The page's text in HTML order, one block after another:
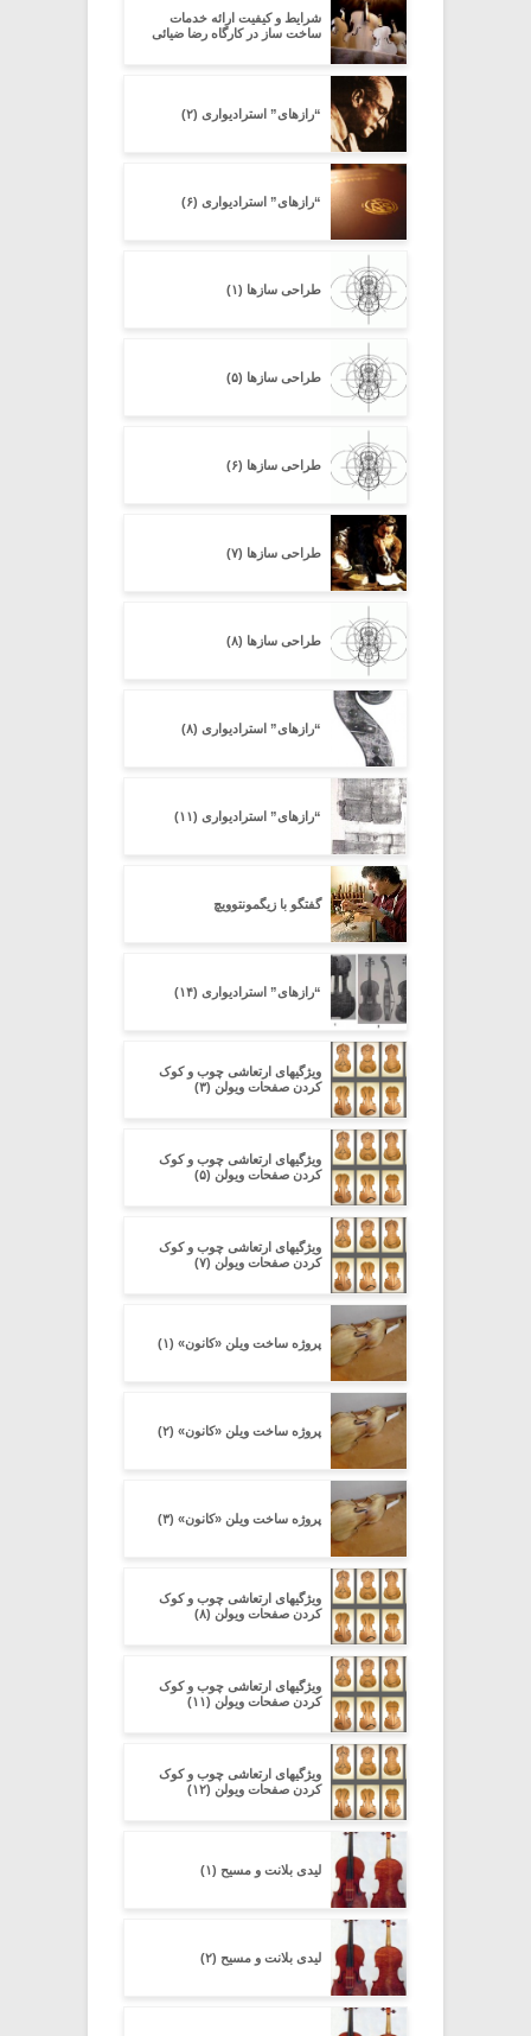
شرایط و کیفیت ارائه خدمات
ساخت ساز در کارگاه رضا ضیائی
“رازهای” استرادیواری (۲)
“رازهای” استرادیواری (۶)
طراحی سازها (۱)
طراحی سازها (۵)
طراحی سازها (۶)
طراحی سازها (۷)
طراحی سازها (۸)
“رازهای” استرادیواری (۸)
“رازهای” استرادیواری (۱۱)
گفتگو با زیگمونتوویچ
“رازهای” استرادیواری (۱۴)
ویژگیهای ارتعاشی چوب و کوک
کردن صفحات ویولن (۳)
ویژگیهای ارتعاشی چوب و کوک
کردن صفحات ویولن (۵)
ویژگیهای ارتعاشی چوب و کوک
کردن صفحات ویولن (۷)
پروژه ساخت ویلن «کانون» (۱)
پروژه ساخت ویلن «کانون» (۲)
پروژه ساخت ویلن «کانون» (۳)
ویژگیهای ارتعاشی چوب و کوک
کردن صفحات ویولن (۸)
ویژگیهای ارتعاشی چوب و کوک
کردن صفحات ویولن (۱۱)
ویژگیهای ارتعاشی چوب و کوک
کردن صفحات ویولن (۱۲)
لیدی بلانت و مسیح (۱)
لیدی بلانت و مسیح (۲)